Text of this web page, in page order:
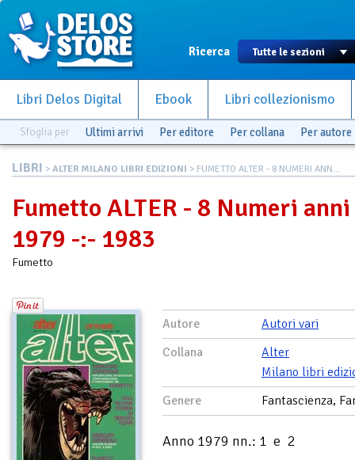
Ricerca
Libri Delos Digital Ebook Libri collezionismo
Sfoglia per Ultimi arrivi Per editore Per collana Per autore
LIBRI > ALTER MILANO LIBRI EDIZIONI > FUMETTO ALTER - 8 NUMERI ANN...
Fumetto ALTER - 8 Numeri anni
1979 -:- 1983
Fumetto
Autore
Autori vari
Collana
Alter
Milano libri
Genere
Fantascienza,
Anno 1979 nn.: 1 e 2